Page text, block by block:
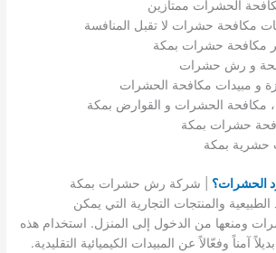
الحشرات ممتازين
مكافحة حشرات لا تقبل المنافسة
مكافحة حشرات بمكة
و رش حشرات
و مبيدات مكافحة الحشرات
، مكافحة الحشرات و القوارض بمكة
حشرات بمكة
حشرية بمكة
الحشرات؟ | شركة رش حشرات بمكة
والمنتجات التجارية التي يمكن
ومنعها من الدخول إلى المنزل. استخدام هذه
آمناً وفعّالاً عن المبيدات الكيميائية التقليدية.